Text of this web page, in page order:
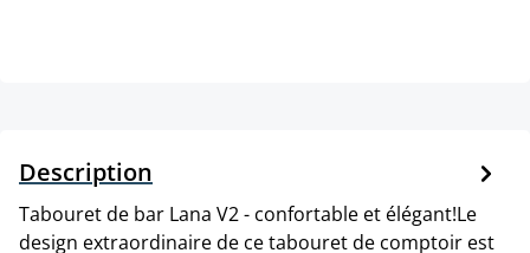
Description
Tabouret de bar Lana V2 - confortable et élégant!Le
design extraordinaire de ce tabouret de comptoir est